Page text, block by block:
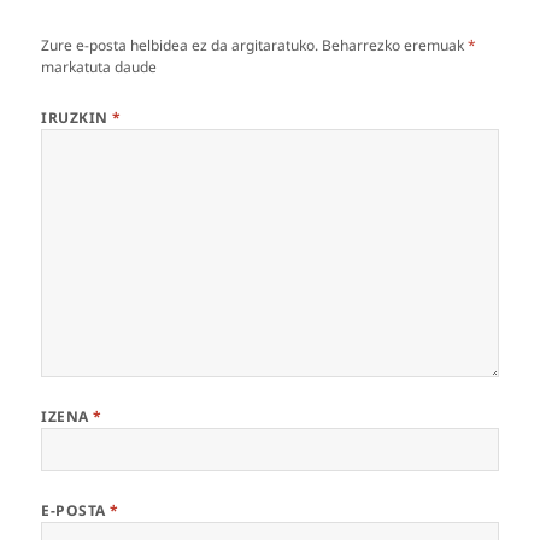
Zure e-posta helbidea ez da argitaratuko. Beharrezko eremuak*
markatuta daude
IRUZKIN*
IZENA*
E-POSTA*